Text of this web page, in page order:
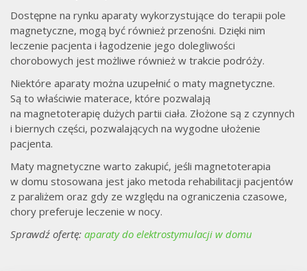
Dostępne na rynku aparaty wykorzystujące do terapii pole
magnetyczne, mogą być również przenośni. Dzięki nim
leczenie pacjenta i łagodzenie jego dolegliwości
chorobowych jest możliwe również w trakcie podróży.
Niektóre aparaty można uzupełnić o maty magnetyczne.
Są to właściwie materace, które pozwalają
na magnetoterapię dużych partii ciała. Złożone są z czynnych
i biernych części, pozwalających na wygodne ułożenie
pacjenta.
Maty magnetyczne warto zakupić, jeśli magnetoterapia
w domu stosowana jest jako metoda rehabilitacji pacjentów
z paraliżem oraz gdy ze względu na ograniczenia czasowe,
chory preferuje leczenie w nocy.
Sprawdź ofertę: aparaty do elektrostymulacji w domu